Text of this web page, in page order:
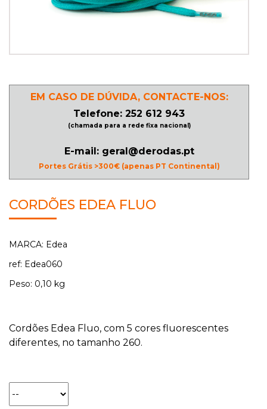
DERBY
SKATES
EM CASO DE DÚVIDA, CONTACTE-NOS:
Telefone: 252 612 943
(chamada para a rede fixa nacional)
E-mail: geral@derodas.pt
Portes Grátis >300€ (apenas PT Continental)
CORDÕES EDEA FLUO
MARCA: Edea
ref: Edea060
Peso: 0,10 kg
Cordões Edea Fluo, com 5 cores fluorescentes
diferentes, no tamanho 260.